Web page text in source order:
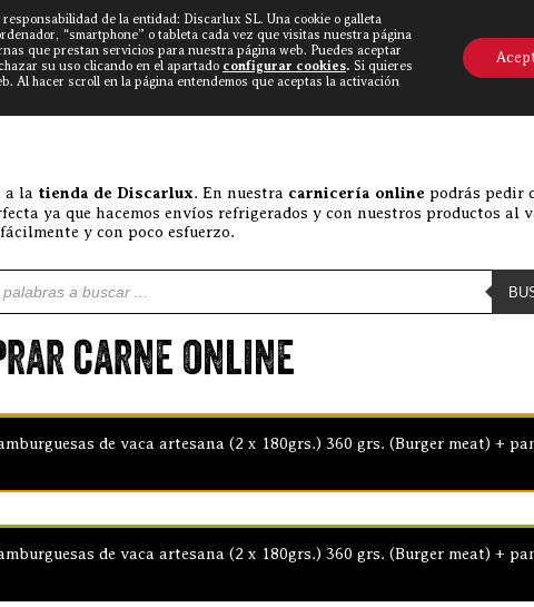
WORLD▼ CONTACTO
a la tienda de Discarlux. En nuestra carnicería online podrás pedir
ya que hacemos envíos refrigerados y con nuestros productos
y con poco esfuerzo.
productos
carne online
de vaca artesana (2 x 180grs.) 360 grs. (Burger meat) +
de vaca artesana (2 x 180grs.) 360 grs. (Burger meat) +
de la entidad: Discarlux SL. Una cookie o galleta
“smartphone” o tableta cada vez que visitas nuestra página
que prestan servicios para nuestra página web. Puedes aceptar
su uso clicando en el apartado configurar cookies. Si quieres
Al hacer scroll en la página entendemos que aceptas la activación